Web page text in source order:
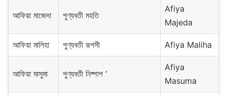
আফিয়া মাজেদা পুণ্যবতী মহতি
Afiya
Majeda
আফিয়া মালিহা পুণ্যবতী রূপসী Afiya Maliha
আফিয়া মাসুমা পুণ্যবতী নিষ্পাপ ‘
Afiya
Masuma